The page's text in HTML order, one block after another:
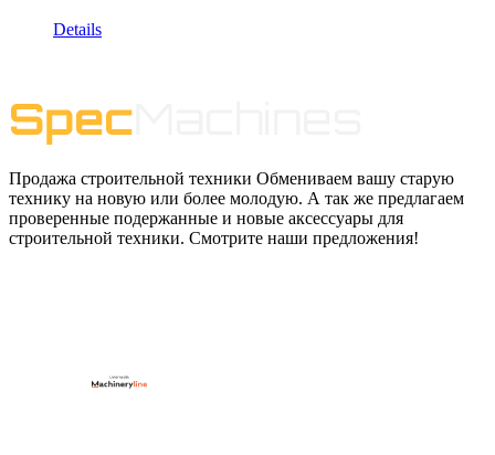
Details
Продажа строительной техники Обмениваем вашу старую
технику на новую или более молодую. А так же предлагаем
проверенные подержанные и новые аксессуары для
строительной техники. Смотрите наши предложения!